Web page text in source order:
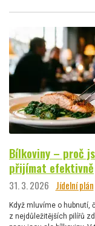
Bílkoviny – proč
přijímat efektivně
31. 3. 2026 Jídelní plán
Když mluvíme o hubnutí,
z nejdůležitějších pilířů